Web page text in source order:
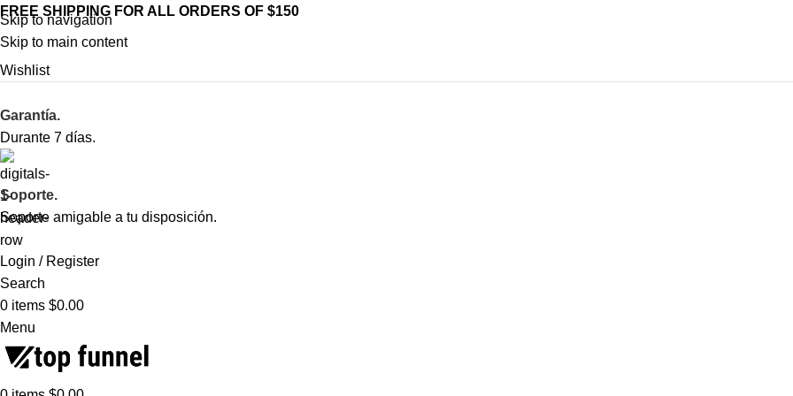
Skip to navigation
Skip to main content
FREE SHIPPING FOR ALL ORDERS OF $150
Wishlist
Garantía.
Durante 7 días.
Soporte.
Soporte amigable a tu disposición.
Login / Register
Search
0 items $0.00
Menu